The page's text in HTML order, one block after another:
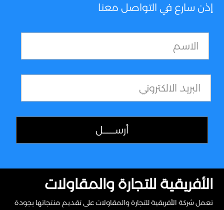
إذن سارع في التواصل معنا
الأفريقية للتجارة والمقاولات
تعمل شركة الأفريقية للتجارة والمقاولات على تقديم منتجاتها بجودة